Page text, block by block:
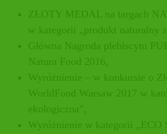
ZŁOTY MEDAL na targach
w kategorii „produkt naturalny
Główna Nagroda plebiscytu
Natura Food 2016,
Wyróżnienie – w konkursie o
WorldFood Warsaw 2017 w
ekologiczna”,
Wyróżnienie w kategorii „ECO